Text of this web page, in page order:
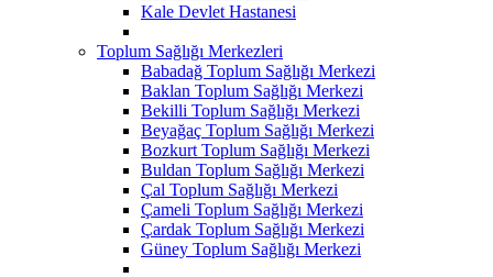
Kale Devlet Hastanesi
Toplum Sağlığı Merkezleri
Babadağ Toplum Sağlığı Merkezi
Baklan Toplum Sağlığı Merkezi
Bekilli Toplum Sağlığı Merkezi
Beyağaç Toplum Sağlığı Merkezi
Bozkurt Toplum Sağlığı Merkezi
Buldan Toplum Sağlığı Merkezi
Çal Toplum Sağlığı Merkezi
Çameli Toplum Sağlığı Merkezi
Çardak Toplum Sağlığı Merkezi
Güney Toplum Sağlığı Merkezi